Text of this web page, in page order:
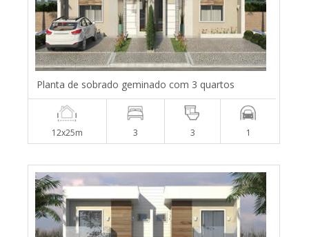
Planta de sobrado geminado com 3 quartos
12x25m 3 3 1